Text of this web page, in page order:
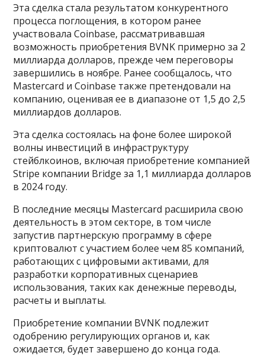
Эта сделка стала результатом конкурентного
процесса поглощения, в котором ранее
участвовала Coinbase, рассматривавшая
возможность приобретения BVNK примерно за 2
миллиарда долларов, прежде чем переговоры
завершились в ноябре. Ранее сообщалось, что
Mastercard и Coinbase также претендовали на
компанию, оценивая ее в диапазоне от 1,5 до 2,5
миллиардов долларов.
Эта сделка состоялась на фоне более широкой
волны инвестиций в инфраструктуру
стейблкоинов, включая приобретение компанией
Stripe компании Bridge за 1,1 миллиарда долларов
в 2024 году.
В последние месяцы Mastercard расширила свою
деятельность в этом секторе, в том числе
запустив партнерскую программу в сфере
криптовалют с участием более чем 85 компаний,
работающих с цифровыми активами, для
разработки корпоративных сценариев
использования, таких как денежные переводы,
расчеты и выплаты.
Приобретение компании BVNK подлежит
одобрению регулирующих органов и, как
ожидается, будет завершено до конца года.